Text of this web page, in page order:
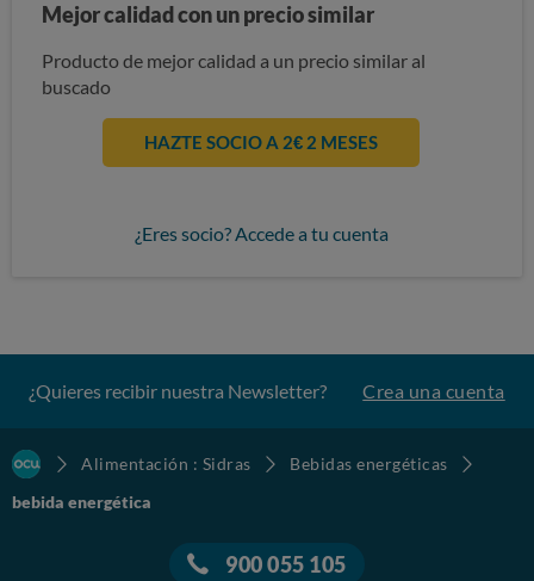
Mejor calidad con un precio similar
Producto de mejor calidad a un precio similar al
buscado
HAZTE SOCIO A 2€ 2 MESES
¿Eres socio? Accede a tu cuenta
¿Quieres recibir nuestra Newsletter? Crea una cuenta
Alimentación : Sidras
Bebidas energéticas
bebida energética
900 055 105